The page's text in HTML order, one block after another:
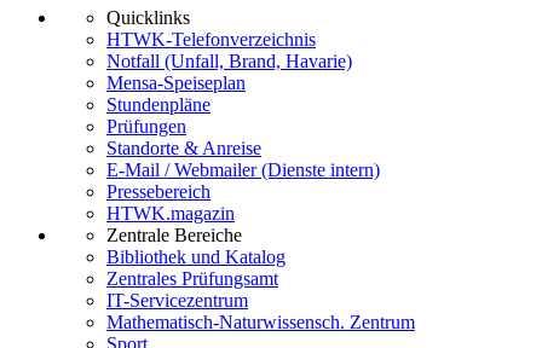
Quicklinks
HTWK-Telefonverzeichnis
Notfall (Unfall, Brand, Havarie)
Mensa-Speiseplan
Stundenpläne
Prüfungen
Standorte & Anreise
E-Mail / Webmailer (Dienste intern)
Pressebereich
HTWK.magazin
Zentrale Bereiche
Bibliothek und Katalog
Zentrales Prüfungsamt
IT-Servicezentrum
Mathematisch-Naturwissensch. Zentrum